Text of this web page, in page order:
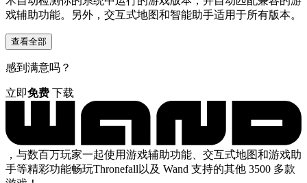
戏辅助功能。另外，交互式地图和智能助手适用于所有版本。
查看全部
感到满意吗？
立即免费 下载
，与数百万玩家一起使用游戏辅助功能、交互式地图和游戏助
手等精彩功能畅玩Thronefall以及 Wand 支持的其他 3500 多款